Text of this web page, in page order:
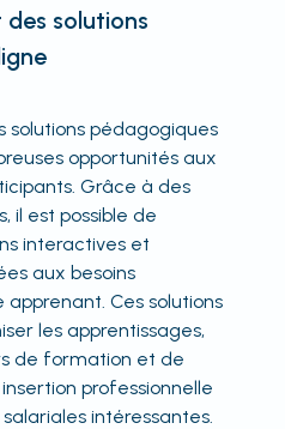
solutions
solutions pédagogiques
opportunités aux
Grâce à des
il est possible de
interactives et
aux besoins
Ces solutions
les apprentissages,
de formation et de
professionnelle
intéressantes.